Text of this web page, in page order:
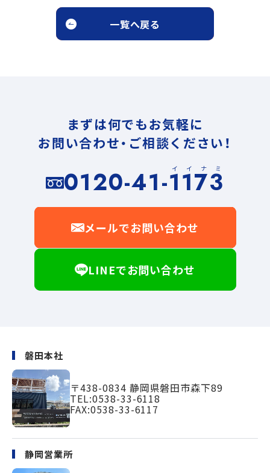
一覧へ戻る
まずは何でもお気軽に
お問い合わせ・ご相談ください！
イイナミ
0120-41-1173
メールでお問い合わせ
LINEでお問い合わせ
磐田本社
〒438-0834 静岡県磐田市森下89
TEL:0538-33-6118
FAX:0538-33-6117
静岡営業所